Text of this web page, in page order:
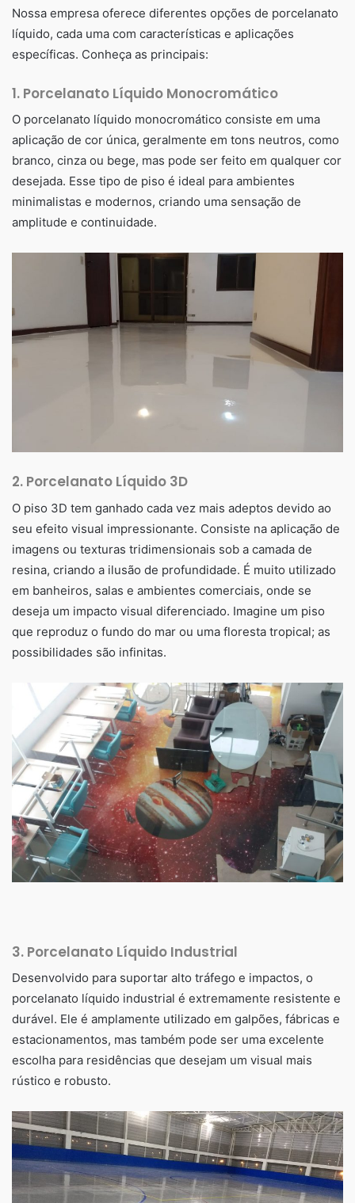
Nossa empresa oferece diferentes opções de porcelanato
líquido, cada uma com características e aplicações
específicas. Conheça as principais:
1. Porcelanato Líquido Monocromático
O porcelanato líquido monocromático consiste em uma
aplicação de cor única, geralmente em tons neutros, como
branco, cinza ou bege, mas pode ser feito em qualquer cor
desejada. Esse tipo de piso é ideal para ambientes
minimalistas e modernos, criando uma sensação de
amplitude e continuidade.
2. Porcelanato Líquido 3D
O piso 3D tem ganhado cada vez mais adeptos devido ao
seu efeito visual impressionante. Consiste na aplicação de
imagens ou texturas tridimensionais sob a camada de
resina, criando a ilusão de profundidade. É muito utilizado
em banheiros, salas e ambientes comerciais, onde se
deseja um impacto visual diferenciado. Imagine um piso
que reproduz o fundo do mar ou uma floresta tropical; as
possibilidades são infinitas.
3. Porcelanato Líquido Industrial
Desenvolvido para suportar alto tráfego e impactos, o
porcelanato líquido industrial é extremamente resistente e
durável. Ele é amplamente utilizado em galpões, fábricas e
estacionamentos, mas também pode ser uma excelente
escolha para residências que desejam um visual mais
rústico e robusto.